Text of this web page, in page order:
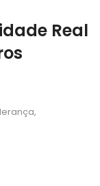
Real
,